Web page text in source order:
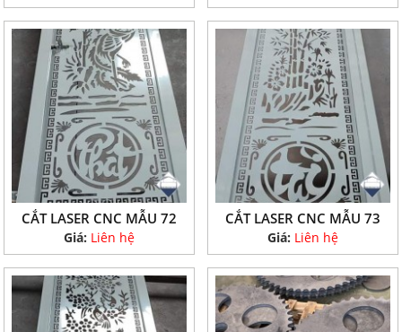
CẮT LASER CNC MẪU 72
Giá: Liên hệ
CẮT LASER CNC MẪU 73
Giá: Liên hệ